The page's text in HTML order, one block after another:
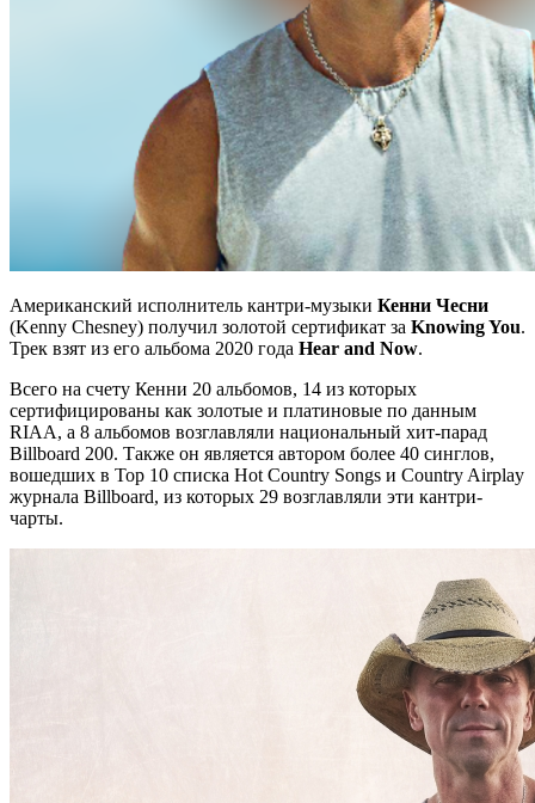
Американский исполнитель кантри-музыки Кенни Чесни
(Kenny Chesney) получил золотой сертификат за Knowing You.
Трек взят из его альбома 2020 года Hear and Now.
Всего на счету Кенни 20 альбомов, 14 из которых
сертифицированы как золотые и платиновые по данным
RIAA, а 8 альбомов возглавляли национальный хит-парад
Billboard 200. Также он является автором более 40 синглов,
вошедших в Top 10 списка Hot Country Songs и Country Airplay
журнала Billboard, из которых 29 возглавляли эти кантри-
чарты.